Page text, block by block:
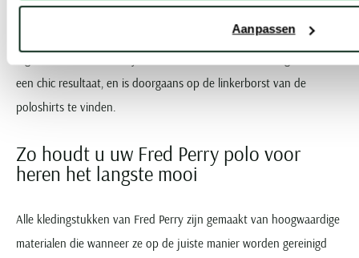
Aanpassen
Het perfecte logo voor een merk dat is opgericht door een
geprezen tennisser en modeontwerper dus. Het iconische
een chic resultaat, en is doorgaans op de linkerborst van de
poloshirts te vinden.
Zo houdt u uw Fred Perry polo voor
heren het langste mooi
Alle kledingstukken van Fred Perry zijn gemaakt van hoogwaardige
materialen die wanneer ze op de juiste manier worden gereinigd